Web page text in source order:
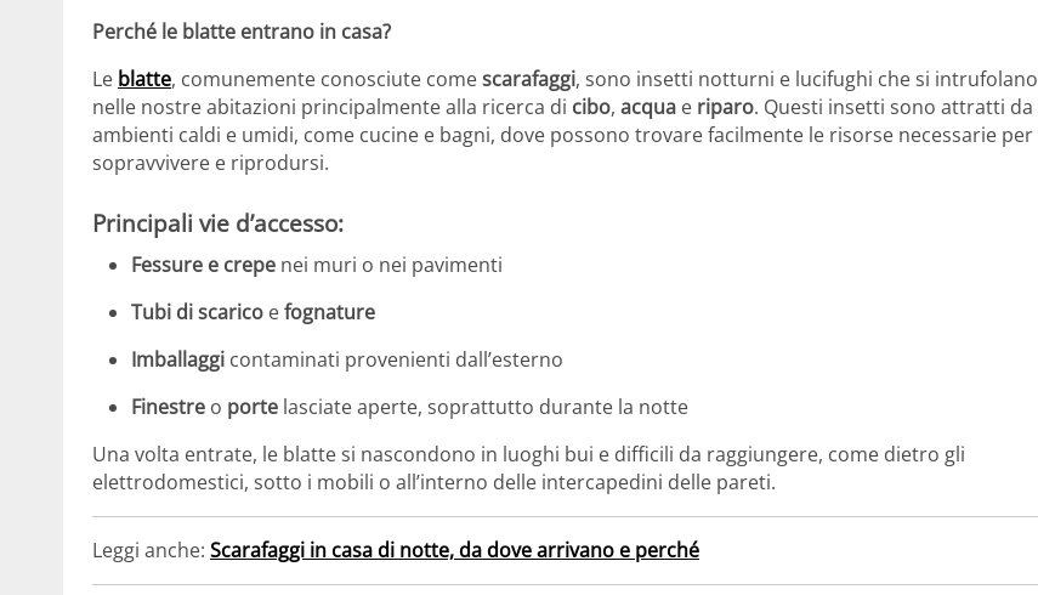
Perché le blatte entrano in casa?
Le blatte, comunemente conosciute comescarafaggi, sono insetti notturni e lucifughi che si intrufolano
nelle nostre abitazioni principalmente alla ricerca di cibo, acqua e riparo. Questi insetti sono attratti da
ambienti caldi e umidi, come cucine e bagni, dove possono trovare facilmente le risorse necessarie per
sopravvivere e riprodursi.
Principali vie d’accesso:
Fessure e crepe nei muri o nei pavimenti
Tubi di scarico efognature
Imballaggi contaminati provenienti dall’esterno
Finestre o porte lasciate aperte, soprattutto durante la notte
Una volta entrate, le blatte si nascondono in luoghi bui e difficili da raggiungere, come dietro gli
elettrodomestici, sotto i mobili o all’interno delle intercapedini delle pareti.
Leggi anche: Scarafaggi in casa di notte, da dove arrivano e perché